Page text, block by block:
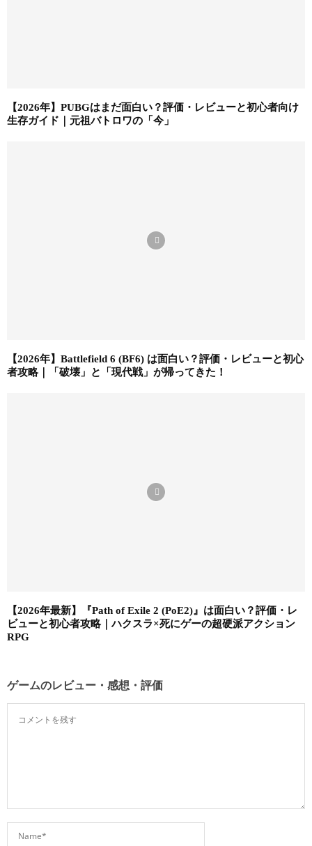
【2026年】PUBGはまだ面白い？評価・レビューと初心者向け
生存ガイド｜元祖バトロワの「今」
【2026年】Battlefield 6 (BF6) は面白い？評価・レビューと初心
者攻略｜「破壊」と「現代戦」が帰ってきた！
【2026年最新】『Path of Exile 2 (PoE2)』は面白い？評価・レ
ビューと初心者攻略｜ハクスラ×死にゲーの超硬派アクション
RPG
ゲームのレビュー・感想・評価